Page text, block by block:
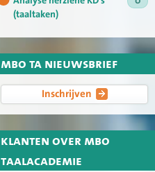
(taaltaken)
mbo ta nieuwsbrief
Inschrijven
klanten over mbo
taalacademie